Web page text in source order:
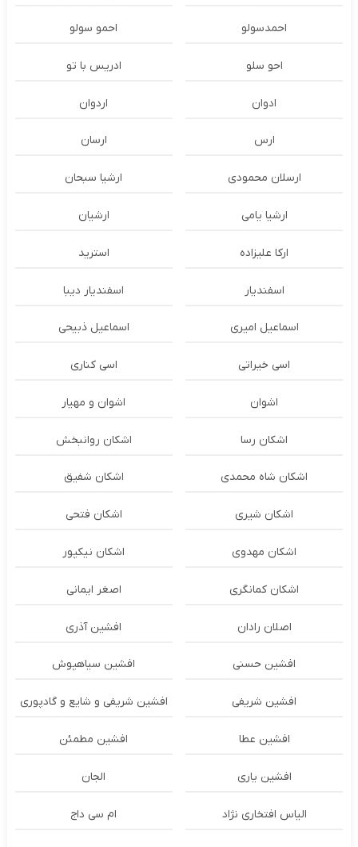
احمدسولو احمو سولو
احو سلو ادریس با تو
ادوان اردوان
ارس ارسان
ارسلان محمودی ارشیا سبحان
ارشیا یامی ارشیان
ارکا علیزاده استرید
اسفندیار اسفندیار دیبا
اسماعیل امیری اسماعیل ذبیحی
اسی خیراتی اسی کناری
اشوان اشوان و مهیار
اشکان رسا اشکان روانبخش
اشکان شاه محمدی اشکان شفیق
اشکان شیری اشکان فتحی
اشکان مهدوی اشکان نیکپور
اشکان‌ کمانگری اصغر ایمانی
اصلان رادان افشین آذری
افشین حسنی افشین سیاهپوش
افشین شریفی افشین شریفی و شایع و گادپوری
افشین عطا افشین مطمئن
افشین یاری الجان
الیاس افتخاری نژاد ام سی داج